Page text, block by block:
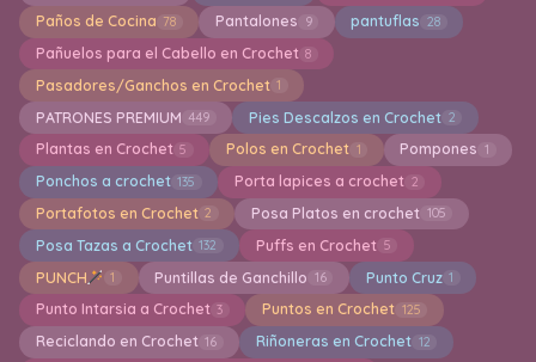
Paños de Cocina 78 Pantalones 9 pantuflas 28
Pañuelos para el Cabello en Crochet 8
Pasadores/Ganchos en Crochet 1
PATRONES PREMIUM 449 Pies Descalzos en Crochet 2
Plantas en Crochet 5 Polos en Crochet 1 Pompones 1
Ponchos a crochet 135 Porta lapices a crochet 2
Portafotos en Crochet 2 Posa Platos en crochet 105
Posa Tazas a Crochet 132 Puffs en Crochet 5
PUNCH 1 Puntillas de Ganchillo 16 Punto Cruz 1
Punto Intarsia a Crochet 3 Puntos en Crochet 125
Reciclando en Crochet 16 Riñoneras en Crochet 12